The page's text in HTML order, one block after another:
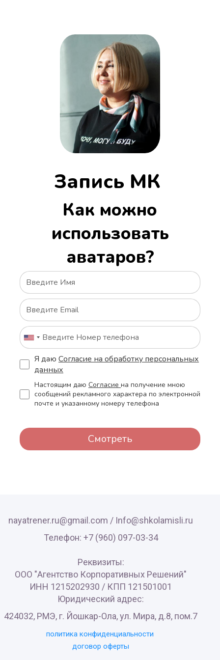
Запись МК
Как можно
использовать
аватаров?
Я даю Согласие на обработку персональных
данных
Настоящим даю Согласие на получение мною
сообщений рекламного характера по электронной
почте и указанному номеру телефона
Смотреть
nayatrener.ru@gmail.com / Info@shkolamisli.ru
Телефон: +7 (960) 097-03-34
Реквизиты:
ООО "Агентство Корпоративных Решений"
ИНН 1215202930 / КПП 121501001
Юридический адрес:
424032, РМЭ, г. Йошкар-Ола, ул. Мира, д.8, пом.7
политика конфиденциальности
договор оферты